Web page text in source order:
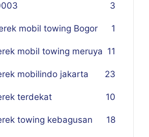
3
mobil towing Bogor 1
mobil towing meruya 11
mobilindo jakarta 23
terdekat 10
towing kebagusan 18